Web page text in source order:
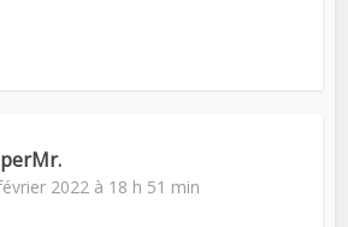
2022 à 18 h 51 min